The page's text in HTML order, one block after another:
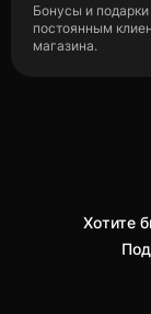
Бонусы и подарки
постоянным
магазина.
Хотите